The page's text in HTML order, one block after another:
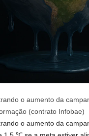
o aumento da
(contrato Infobae)
o aumento da